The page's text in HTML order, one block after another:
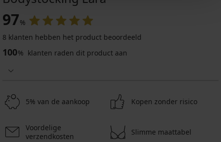
97%
8 klanten hebben het product beoordeeld
100% klanten raden dit product aan
5% van de aankoop Kopen zonder risico
Voordelige
verzendkosten
Slimme maattabel